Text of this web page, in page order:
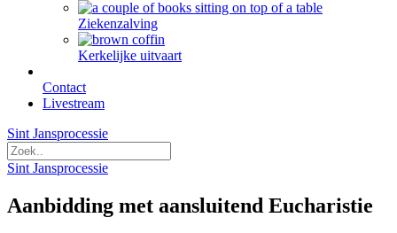
Ziekenzalving
Kerkelijke uitvaart
Contact
Livestream
Sint Jansprocessie
Sint Jansprocessie
Aanbidding met aansluitend Eucharistie